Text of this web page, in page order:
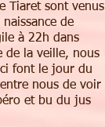
Tiaret sont venus
de
à 22h dans
de la veille, nous
font le jour du
nous de voir
et bu du jus